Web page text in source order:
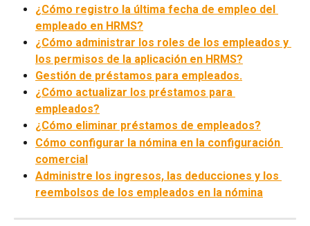
¿Cómo registro la última fecha de empleo del
empleado en HRMS?
¿Cómo administrar los roles de los empleados y
los permisos de la aplicación en HRMS?
Gestión de préstamos para empleados.
¿Cómo actualizar los préstamos para
empleados?
¿Cómo eliminar préstamos de empleados?
Cómo configurar la nómina en la configuración
comercial
Administre los ingresos, las deducciones y los
reembolsos de los empleados en la nómina